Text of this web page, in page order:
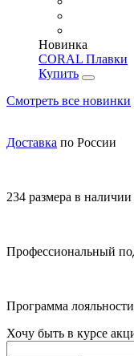
Новинка
CORAL Плавки
Купить
Смотреть все новинки
Доставка по России
234 размера в наличии
Профессиональный
Программа лояльности
Хочу быть в курсе